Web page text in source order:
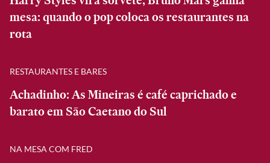
mesa: quando o pop coloca os restaurantes na
rota
RESTAURANTES E BARES
Achadinho: As Mineiras é café caprichado e
barato em São Caetano do Sul
NA MESA COM FRED